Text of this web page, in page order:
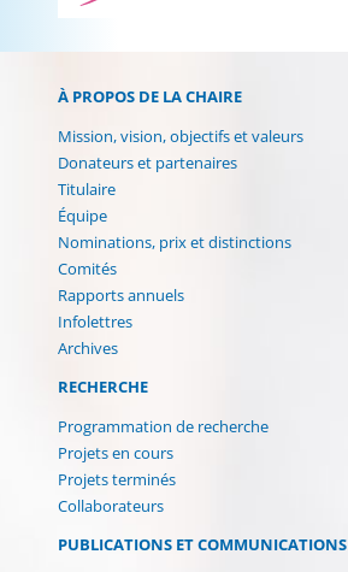
À PROPOS DE LA CHAIRE
Mission, vision, objectifs et valeurs
Donateurs et partenaires
Titulaire
Équipe
Nominations, prix et distinctions
Comités
Rapports annuels
Infolettres
Archives
RECHERCHE
Programmation de recherche
Projets en cours
Projets terminés
Collaborateurs
PUBLICATIONS ET COMMUNICATIONS